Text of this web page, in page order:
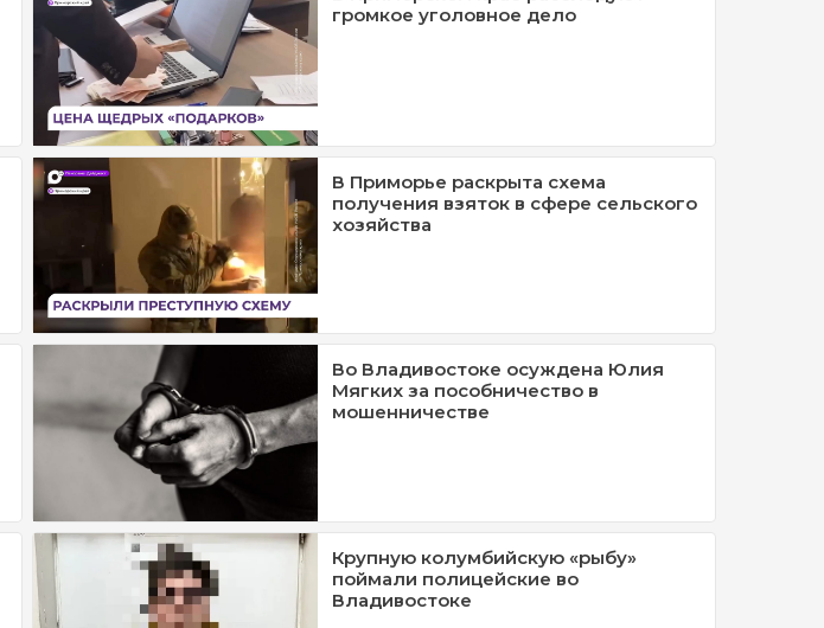
громкое уголовное дело
В Приморье раскрыта схема
получения взяток в сфере сельского
хозяйства
Во Владивостоке осуждена Юлия
Мягких за пособничество в
мошенничестве
Крупную колумбийскую «рыбу»
поймали полицейские во
Владивостоке